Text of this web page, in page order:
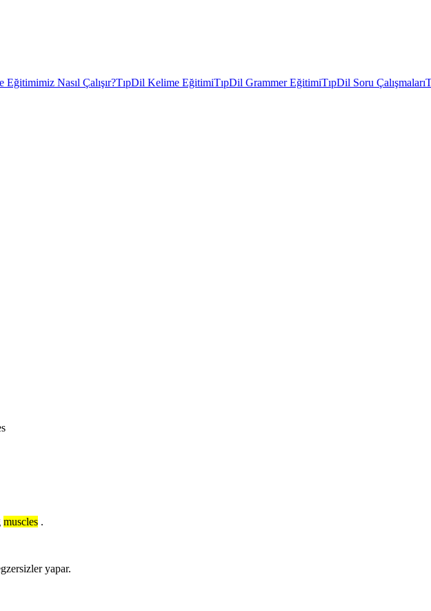
Eğitimimiz Nasıl Çalışır?TıpDil Kelime EğitimiTıpDil Grammer EğitimiTıpDil Soru Çalışmaları
muscles .
yapar.